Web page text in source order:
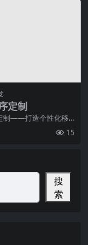
定制
制——打造个性化移
佳选择移动互联网时
手机
15
搜
索